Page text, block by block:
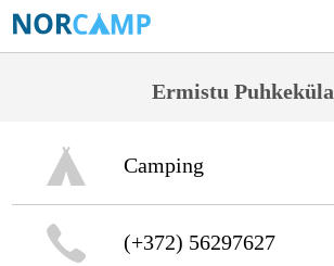
Ermistu Puhkeküla
Camping
(+372) 56297627